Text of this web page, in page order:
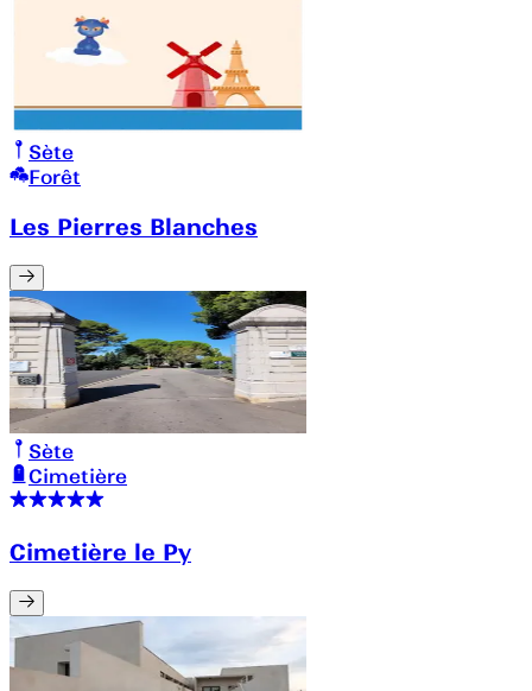
Sète
Forêt
Les Pierres Blanches
Sète
Cimetière
Cimetière le Py